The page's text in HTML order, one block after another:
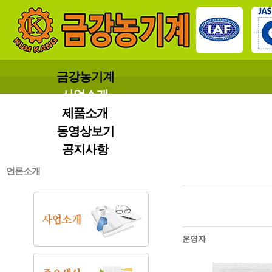
금강농기계
사업소개
제품소개
동영상보기
공지사항
언론소개
운영자